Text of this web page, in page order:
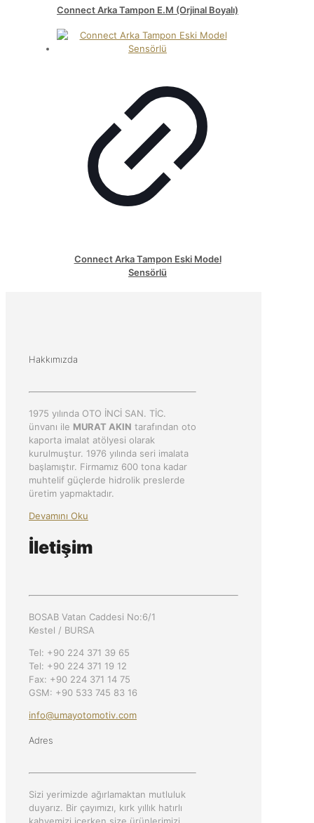
Connect Arka Tampon E.M (Orjinal Boyalı)
Connect Arka Tampon Eski Model
Sensörlü
Hakkımızda
1975 yılında OTO İNCİ SAN. TİC.
ünvanı ile MURAT AKIN tarafından oto
kaporta imalat atölyesi olarak
kurulmuştur. 1976 yılında seri imalata
başlamıştır. Firmamız 600 tona kadar
muhtelif güçlerde hidrolik preslerde
üretim yapmaktadır.
Devamını Oku
İletişim
BOSAB Vatan Caddesi No:6/1
Kestel / BURSA
Tel: +90 224 371 39 65
Tel: +90 224 371 19 12
Fax: +90 224 371 14 75
GSM: +90 533 745 83 16
info@umayotomotiv.com
Adres
Sizi yerimizde ağırlamaktan mutluluk
duyarız. Bir çayımızı, kırk yıllık hatırlı